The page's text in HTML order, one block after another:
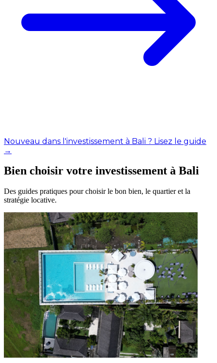
Nouveau dans l'investissement à Bali ? Lisez le guide
→
Bien choisir votre investissement à Bali
Des guides pratiques pour choisir le bon bien, le quartier et la
stratégie locative.